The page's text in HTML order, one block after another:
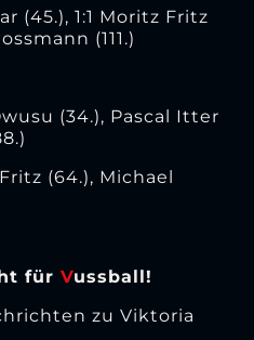
(45.), 1:1 Moritz Fritz
(111.)
(34.), Pascal Itter
(64.), Michael
für Vussball!
zu Viktoria